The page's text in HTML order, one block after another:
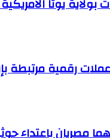
رقمية مرتبطة